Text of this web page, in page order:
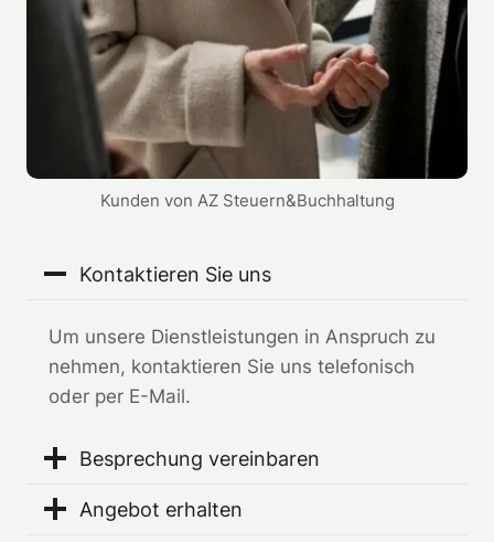
Kunden von AZ Steuern&Buchhaltung
Kontaktieren Sie uns
Um unsere Dienstleistungen in Anspruch zu
nehmen, kontaktieren Sie uns telefonisch
oder per E-Mail.
Besprechung vereinbaren
Angebot erhalten